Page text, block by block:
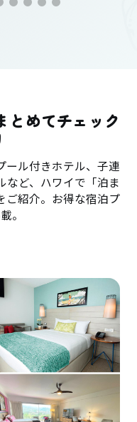
とめてチェック
ール付きホテル、子連
など、ハワイで「泊ま
ご紹介。お得な宿泊プ
。